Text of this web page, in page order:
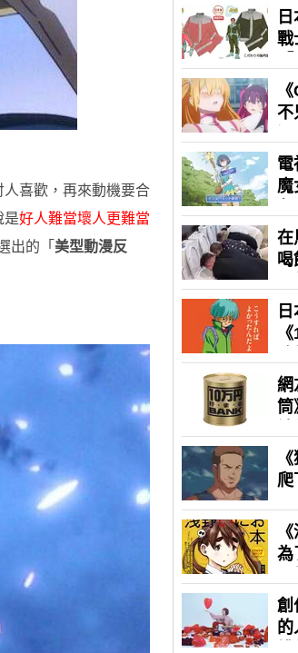
喜歡，再來動機要合
是好人難當壞人更難當
出的「 美型動漫反